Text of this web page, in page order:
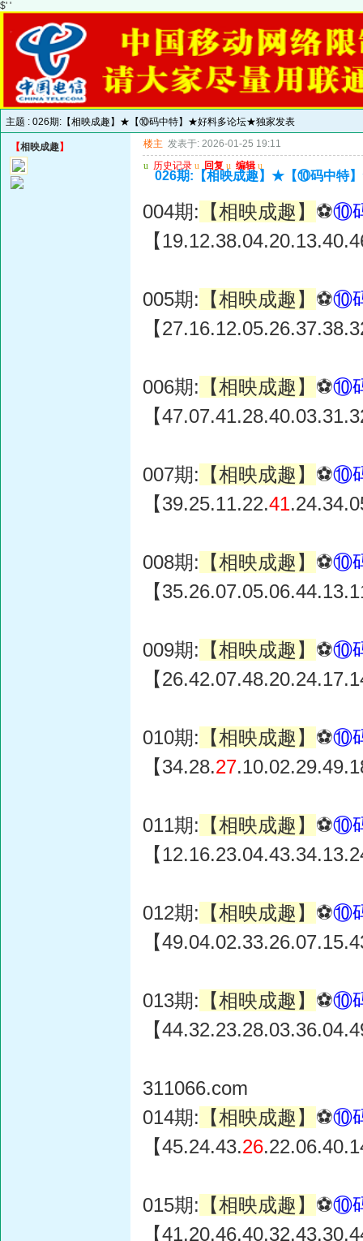
$' '
主题 : 026期:【相映成趣】★【⑩码中特】★好料多论坛★独家发表
【相映成趣】 楼主 发表于: 2026-01-25 19:11
u 历史记录 u 回复 u 编辑 u
026期:【相映成趣】★【⑩码中特
004期: 【相映成趣】 ⚽⑩
【
005期: 【相映成趣】 ⚽⑩
【
006期: 【相映成趣】 ⚽⑩
【
007期: 【相映成趣】 ⚽⑩
【39.25.11.22.41
008期: 【相映成趣】 ⚽⑩
【
009期: 【相映成趣】 ⚽⑩
【
010期: 【相映成趣】 ⚽⑩
【34.28.27
011期: 【相映成趣】 ⚽⑩
【
012期: 【相映成趣】 ⚽⑩
【
013期: 【相映成趣】 ⚽⑩
【
311066.com
014期: 【相映成趣】 ⚽⑩
【45.24.43.26
015期: 【相映成趣】 ⚽⑩
【